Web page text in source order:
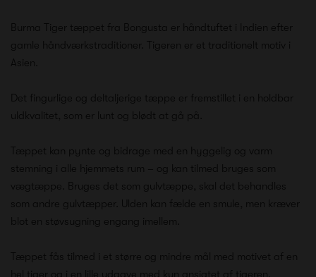
Burma Tiger tæppet fra Bongusta er håndtuftet i Indien efter
gamle håndværkstraditioner. Tigeren er et traditionelt motiv i
Asien.
Det fingurlige og deltaljerige tæppe er fremstillet i en holdbar
uldkvalitet, som er lunt og blødt at gå på.
Tæppet kan pynte og bidrage med en hyggelig og varm
stemning i alle hjemmets rum – og kan tilmed bruges som
vægtæppe. Bruges det som gulvtæppe, skal det behandles
som andre gulvtæpper. Ulden kan fælde en smule, men kræver
blot en støvsugning engang imellem.
Tæppet fås tilmed i et større og mindre mål med motivet af en
hel tiger og i en lille udgave med kun ansigtet af tigeren.